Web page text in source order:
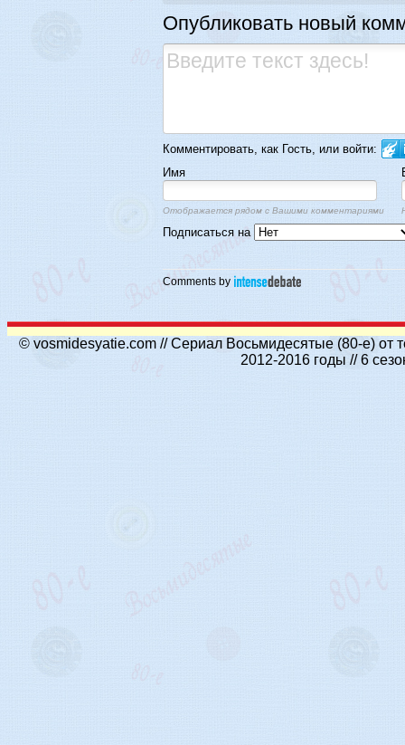
Опубликовать новый
Комментировать, как Гость, или войти:
Имя
Отображается рядом с Вашими комментариями
Подписаться на
Comments by
© vosmidesyatie.com // Сериал Восьмидесятые (80-е)
2012-2016 годы // 6